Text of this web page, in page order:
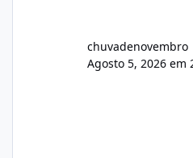
chuvadenovembro
Agosto 5, 2026 em